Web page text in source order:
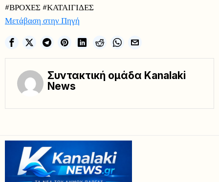
#ΒΡΟΧΕΣ #ΚΑΤΑΙΓΙΔΕΣ
Μετάβαση στην Πηγή
Συντακτική ομάδα Kanalaki
News